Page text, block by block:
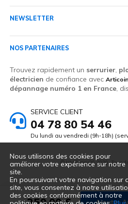
Nous utilisons des cookies pour
améliorer votre expérience sur notre
site.
En poursuivant votre navigation sur
site, vous consentez à notre
des cookies conformément à notre
Ajouter
NEWSLETTER
NOS PARTENAIRES
Trouvez rapidement un serrurier,
électricien de confiance avec Articoin
dépannage numéro 1 en France,
SERVICE CLIENT
04 78 80 54 46
Du lundi au vendredi (9h-18h)
© HMRenov26 2020. Tous